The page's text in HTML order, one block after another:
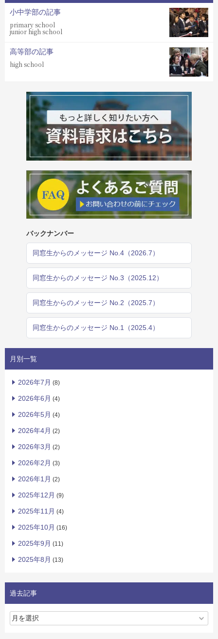
小中学部の記事
primary school
junior high school
高等部の記事
high school
バックナンバー
同窓生からのメッセージ No.4（2026.7）
同窓生からのメッセージ No.3（2025.12）
同窓生からのメッセージ No.2（2025.7）
同窓生からのメッセージ No.1（2025.4）
月別一覧
2026年7月 (8)
2026年6月 (4)
2026年5月 (4)
2026年4月 (2)
2026年3月 (2)
2026年2月 (3)
2026年1月 (2)
2025年12月 (9)
2025年11月 (4)
2025年10月 (16)
2025年9月 (11)
2025年8月 (13)
過去記事